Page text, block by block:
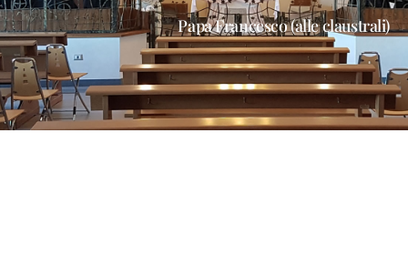
Papa Francesco (alle claustrali)